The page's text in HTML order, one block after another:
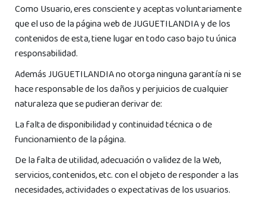
Como Usuario, eres consciente y aceptas voluntariamente
que el uso de la página web de JUGUETILANDIA y de los
contenidos de esta, tiene lugar en todo caso bajo tu única
responsabilidad.
Además JUGUETILANDIA no otorga ninguna garantía ni se
hace responsable de los daños y perjuicios de cualquier
naturaleza que se pudieran derivar de:
La falta de disponibilidad y continuidad técnica o de
funcionamiento de la página.
De la falta de utilidad, adecuación o validez de la Web,
servicios, contenidos, etc. con el objeto de responder a las
necesidades, actividades o expectativas de los usuarios.